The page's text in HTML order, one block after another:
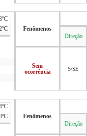
Fenômenos
Direção
Sem
ocorrência
S/SE
Fenômenos
Direção